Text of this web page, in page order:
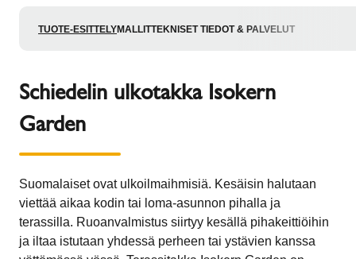
TUOTE-ESITTELYMALLITTEKNISET TIEDOT & PALVELUT
Schiedelin ulkotakka Isokern
Garden
Suomalaiset ovat ulkoilmaihmisiä. Kesäisin halutaan
viettää aikaa kodin tai loma-asunnon pihalla ja
terassilla. Ruoanvalmistus siirtyy kesällä pihakeittiöihin
ja iltaa istutaan yhdessä perheen tai ystävien kanssa